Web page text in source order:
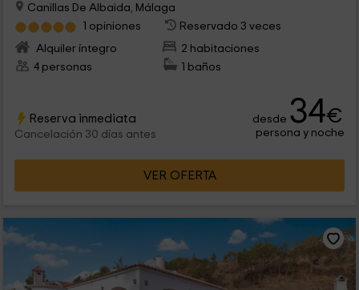
Canillas De Albaida, Málaga
1 opiniones
Reservado 3 veces
Alquiler íntegro
2 habitaciones
4 personas
1 baños
Reserva inmediata
Cancelación 30 días antes
desde 34€
persona y noche
VER OFERTA